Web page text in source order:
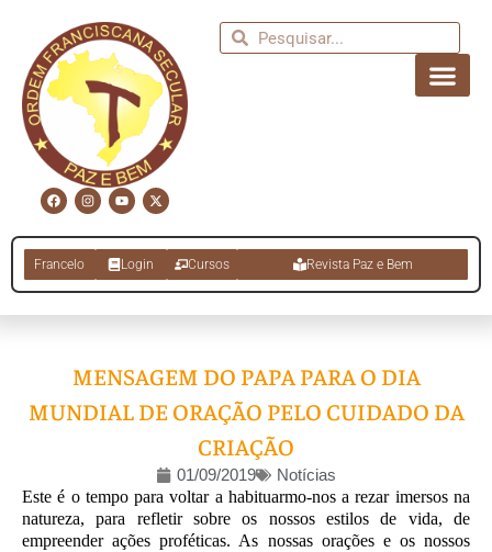
Francelo Login Cursos Revista Paz e Bem
MENSAGEM DO PAPA PARA O DIA
MUNDIAL DE ORAÇÃO PELO CUIDADO DA
CRIAÇÃO
01/09/2019
Notícias
Este é o tempo para voltar a habituarmo-nos a rezar imersos na
natureza, para refletir sobre os nossos estilos de vida, de
empreender ações proféticas. As nossas orações e os nossos